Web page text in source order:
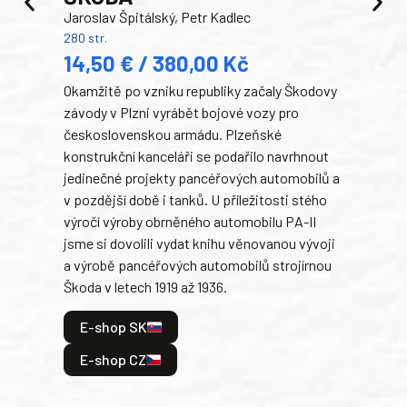
Jaroslav Špitálský, Petr Kadlec
280 str.
14,50 € / 380,00 Kč
Okamžitě po vzniku republiky začaly Škodovy
závody v Plzni vyrábět bojové vozy pro
československou armádu. Plzeňské
konstrukční kanceláři se podařilo navrhnout
jedinečné projekty pancéřových automobilů a
v pozdější době i tanků. U příležitosti stého
výročí výroby obrněného automobilu PA-II
jsme si dovolili vydat knihu věnovanou vývoji
a výrobě pancéřových automobilů strojírnou
Škoda v letech 1919 až 1936.
E-shop SK
E-shop CZ